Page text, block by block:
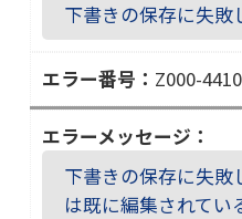
６
０
５
４
１
下書きの保存に失敗
Z000-
Ｚ
０
下書きの保存に失敗
は既に編集されてい